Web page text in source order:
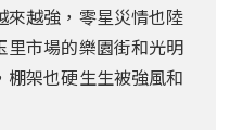
來越強，零星災情也陸
里市場的樂園街和光明
棚架也硬生生被強風和